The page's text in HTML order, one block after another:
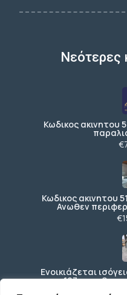
Νεότερες
Κωδικος ακινητου
Κωδικος ακινητου
Ανωθεν
Ενοικιάζεται
197 τ.μ.